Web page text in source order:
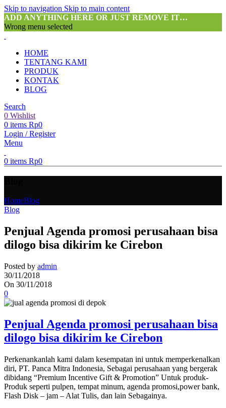
Skip to navigation Skip to main content
ADD ANYTHING HERE OR JUST REMOVE IT…
Wrong menu selected
HOME
TENTANG KAMI
PRODUK
KONTAK
BLOG
Search
0 Wishlist
0 items Rp0
Login / Register
Menu
0 items Rp0
HomeBlog
Blog
Penjual Agenda promosi perusahaan bisa
dilogo bisa dikirim ke Cirebon
Posted by admin
30/11/2018
On 30/11/2018
0
Penjual Agenda promosi perusahaan bisa
dilogo bisa dikirim ke Cirebon
Perkenankanlah kami dalam kesempatan ini untuk memperkenalkan
diri, PT. Panca Mitra Indonesia, Sebagai perusahaan yang bergerak
dibidang “Premium Incentive Gift & Promotion” Untuk produk-
Produk seperti pulpen, tempat minum, agenda promosi,power bank,
Flash Disk – jam – Alat Tulis, dan lain Sebagainya.